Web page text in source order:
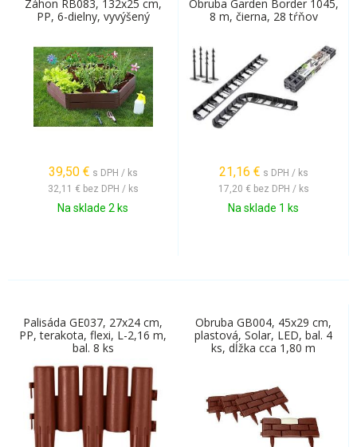
Záhon RB083, 132x25 cm,
PP, 6-dielny, vyvýšený
39,50 € s DPH / ks
32,11 € bez DPH / ks
Na sklade 2 ks
Obruba Garden Border 1045,
8 m, čierna, 28 tŕňov
21,16 € s DPH / ks
17,20 € bez DPH / ks
Na sklade 1 ks
Palisáda GE037, 27x24 cm,
PP, terakota, flexi, L-2,16 m,
bal. 8 ks
Obruba GB004, 45x29 cm,
plastová, Solar, LED, bal. 4
ks, dĺžka cca 1,80 m